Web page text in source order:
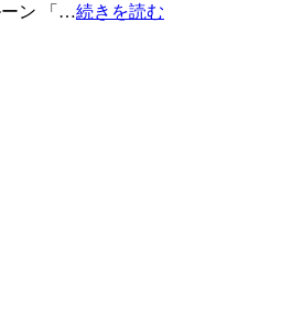
ーン 「…続きを読む